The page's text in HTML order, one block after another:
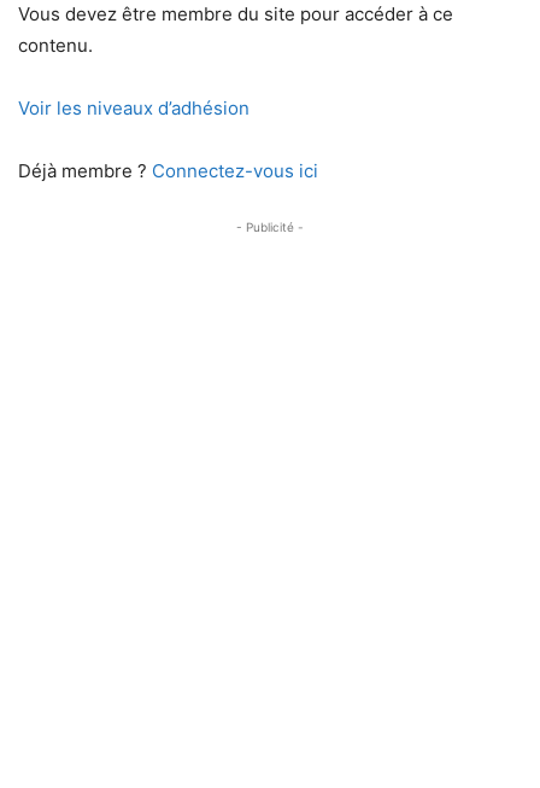
Vous devez être membre du site pour accéder à ce
contenu.
Voir les niveaux d’adhésion
Déjà membre ? Connectez-vous ici
- Publicité -